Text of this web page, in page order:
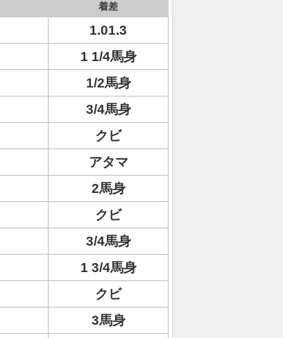
着差
1.01.3
1 1/4馬身
1/2馬身
3/4馬身
クビ
アタマ
2馬身
クビ
3/4馬身
1 3/4馬身
クビ
3馬身